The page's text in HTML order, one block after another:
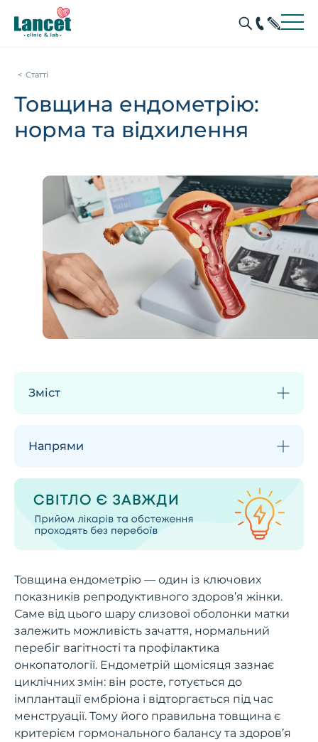
Статті
Товщина ендометрію:
норма та відхилення
Товщина ендометрію — один із ключових
показників репродуктивного здоров’я жінки.
Саме від цього шару слизової оболонки матки
залежить можливість зачаття, нормальний
перебіг вагітності та профілактика
онкопатології. Ендометрій щомісяця зазнає
циклічних змін: він росте, готується до
імплантації ембріона і відторгається під час
менструації. Тому його правильна товщина є
критерієм гормонального балансу та здоров’я
Зміст
Напрями